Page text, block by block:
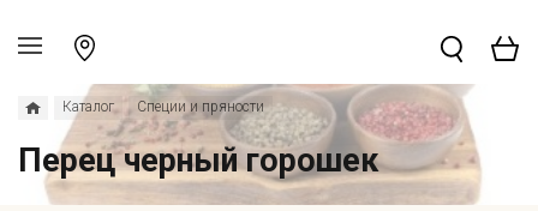
Каталог Специи и пряности
Перец черный горошек